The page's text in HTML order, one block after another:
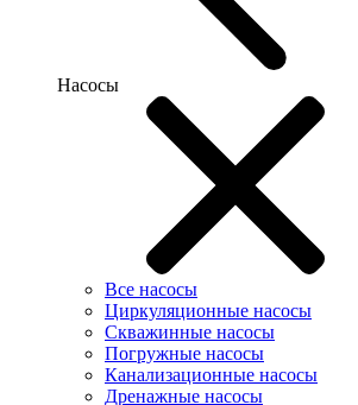
Насосы
Все насосы
Циркуляционные насосы
Скважинные насосы
Погружные насосы
Канализационные насосы
Дренажные насосы